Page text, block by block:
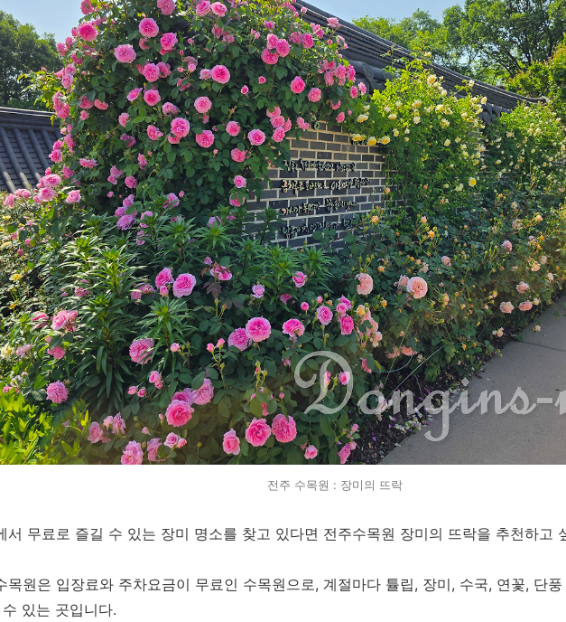
전주 수목원 : 장미의 뜨락
서 무료로 즐길 수 있는 장미 명소를 찾고 있다면 전주수목원 장미의 뜨락을 추천하고
목원은 입장료와 주차요금이 무료인 수목원으로, 계절마다 튤립, 장미, 수국, 연꽃, 단
있는 곳입니다.